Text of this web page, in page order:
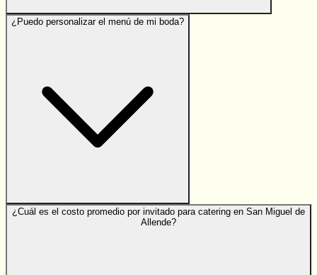
¿Puedo personalizar el menú de mi boda?
¿Cuál es el costo promedio por invitado para catering en San Miguel de
Allende?